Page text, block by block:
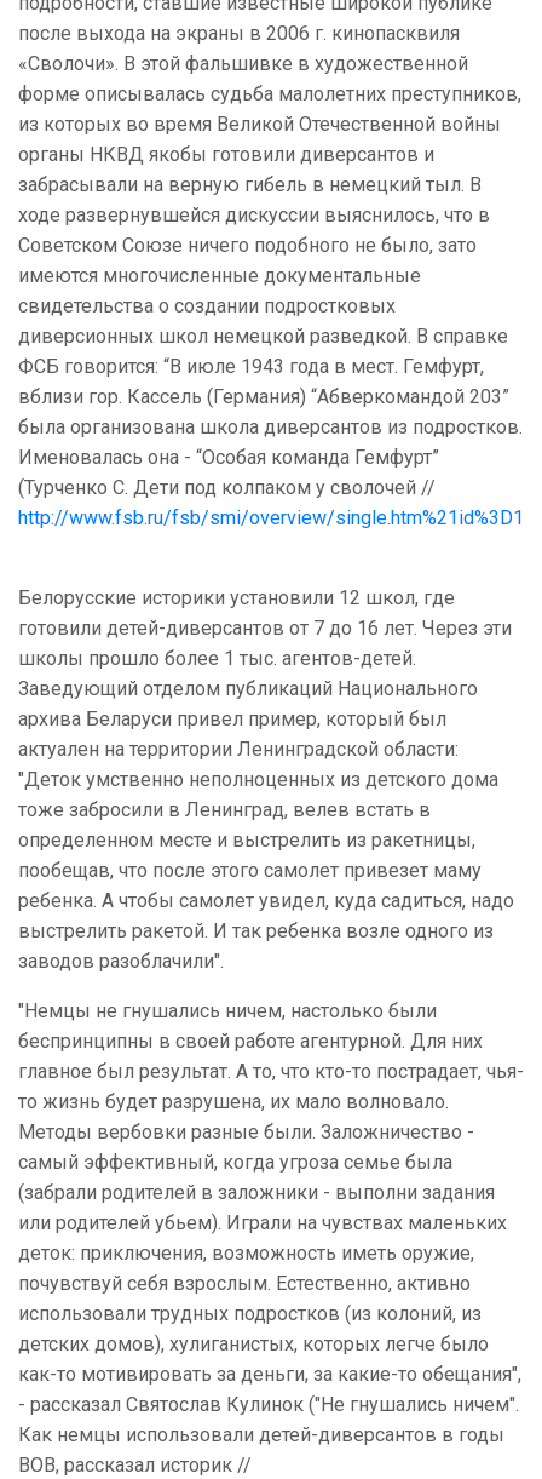
после выхода на экраны в 2006 г. кинопасквиля
«Сволочи». В этой фальшивке в художественной
форме описывалась судьба малолетних преступников,
из которых во время Великой Отечественной войны
органы НКВД якобы готовили диверсантов и
забрасывали на верную гибель в немецкий тыл. В
ходе развернувшейся дискуссии выяснилось, что в
Советском Союзе ничего подобного не было, зато
имеются многочисленные документальные
свидетельства о создании подростковых
диверсионных школ немецкой разведкой. В справке
ФСБ говорится: “В июле 1943 года в мест. Гемфурт,
вблизи гор. Кассель (Германия) “Абверкомандой 203”
была организована школа диверсантов из подростков.
Именовалась она - “Особая команда Гемфурт”
(Турченко С. Дети под колпаком у сволочей //
http://www.fsb.ru/fsb/smi/overview/
Белорусские историки установили 12 школ, где
готовили детей-диверсантов от 7 до 16 лет. Через эти
школы прошло более 1 тыс. агентов-детей.
Заведующий отделом публикаций Национального
архива Беларуси привел пример, который был
актуален на территории Ленинградской области:
"Деток умственно неполноценных из детского дома
тоже забросили в Ленинград, велев встать в
определенном месте и выстрелить из ракетницы,
пообещав, что после этого самолет привезет маму
ребенка. А чтобы самолет увидел, куда садиться, надо
выстрелить ракетой. И так ребенка возле одного из
заводов разоблачили".
"Немцы не гнушались ничем, настолько были
беспринципны в своей работе агентурной. Для них
главное был результат. А то, что кто-то пострадает, чья-
то жизнь будет разрушена, их мало волновало.
Методы вербовки разные были. Заложничество -
самый эффективный, когда угроза семье была
(забрали родителей в заложники - выполни задания
или родителей убьем). Играли на чувствах маленьких
деток: приключения, возможность иметь оружие,
почувствуй себя взрослым. Естественно, активно
использовали трудных подростков (из колоний, из
детских домов), хулиганистых, которых легче было
как-то мотивировать за деньги, за какие-то обещания",
- рассказал Святослав Кулинок ("Не гнушались ничем".
Как немцы использовали детей-диверсантов в годы
ВОВ, рассказал историк //